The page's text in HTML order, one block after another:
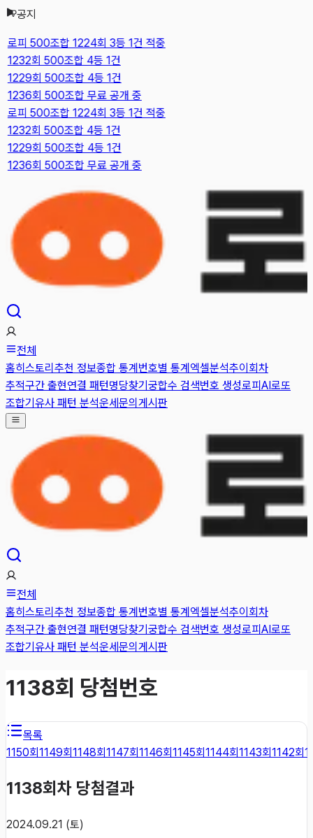
공지
로피 500조합 1224회 3등 1건 적중
1232회 500조합 4등 1건
1229회 500조합 4등 1건
1236회 500조합 무료 공개 중
로피 500조합 1224회 3등 1건 적중
1232회 500조합 4등 1건
1229회 500조합 4등 1건
1236회 500조합 무료 공개 중
전체
홈히스토리 추천 정보종합 통계번호별 통계엑셀분석추이 회차
추적구간 출현연결 패턴명당찾기궁합수 검색번호 생성로피AI로또
조합기유사 패턴 분석운세문의게시판
전체
홈히스토리 추천 정보종합 통계번호별 통계엑셀분석추이 회차
추적구간 출현연결 패턴명당찾기궁합수 검색번호 생성로피AI로또
조합기유사 패턴 분석운세문의게시판
1138회 당첨번호
목록
1150회1149회1148회1147회1146회1145회1144회1143회1142회
1138회차 당첨결과
2024.09.21 (토)